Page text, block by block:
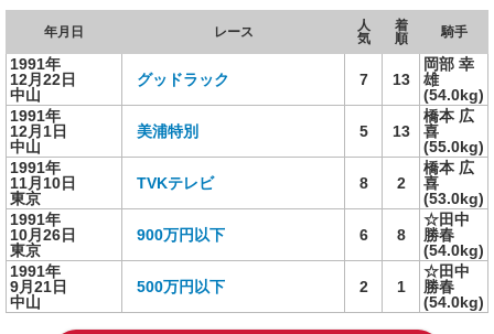
年月日 レース
人
気
着
順
騎手
1991年
12月22日
中山
グッドラック 7 13
岡部 幸
雄
(54.0kg)
1991年
12月1日
中山
美浦特別 5 13
橋本 広
喜
(55.0kg)
1991年
11月10日
東京
TVKテレビ 8 2
橋本 広
喜
(53.0kg)
1991年
10月26日
東京
900万円以下 6 8
☆田中
勝春
(54.0kg)
1991年
9月21日
中山
500万円以下 2 1
☆田中
勝春
(54.0kg)